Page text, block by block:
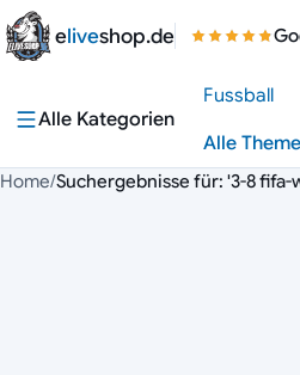
Zum Inhalt springen
eliveshop.de
Alle Kategorien
Fussball
Alle
Home/Suchergebnisse für: '3-8